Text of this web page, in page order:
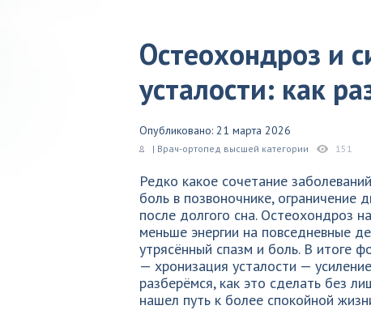
Остеохондроз и
усталости: как
Опубликовано: 21 марта 2026
| Врач-ортопед высшей категории 151
Редко какое сочетание
боль в позвоночнике, ограничение
после долгого сна. Остеохондроз
меньше энергии на повседневные
утрясённый спазм и боль. В итоге
— хронизация усталости —
разберёмся, как это сделать без
нашел путь к более спокойной